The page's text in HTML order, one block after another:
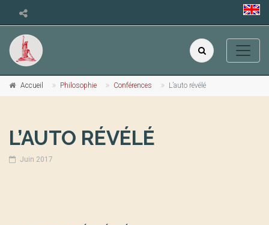
Accueil Philosophie Conférences L’auto révélé
L’AUTO RÉVÉLÉ
Juin 2017